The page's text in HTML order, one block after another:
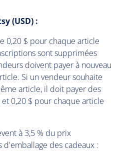
(USD) :
0,20 $ pour chaque article
sont supprimées
doivent payer à nouveau
Si un vendeur souhaite
article, il doit payer des
0,20 $ pour chaque article
à 3,5 % du prix
d'emballage des cadeaux :